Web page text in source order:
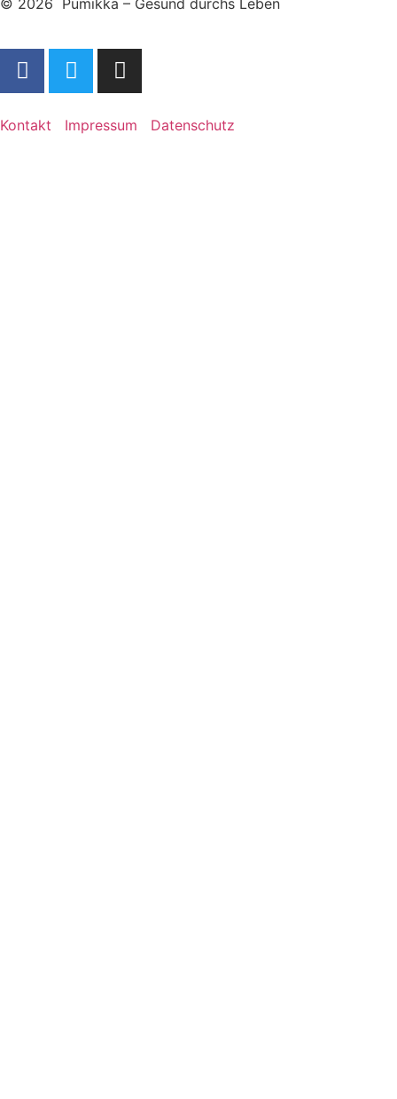
© 2026 Pumikka – Gesund durchs Leben
Kontakt Impressum Datenschutz